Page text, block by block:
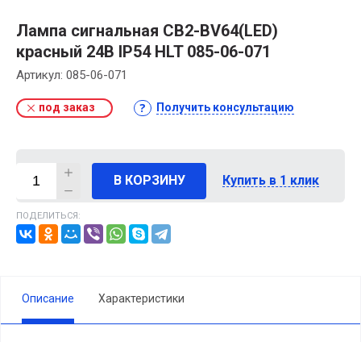
Лампа сигнальная CB2-BV64(LED)
красный 24В IP54 HLT 085-06-071
Артикул: 085-06-071
под заказ Получить консультацию
В КОРЗИНУ Купить в 1 клик
ПОДЕЛИТЬСЯ:
Описание Характеристики